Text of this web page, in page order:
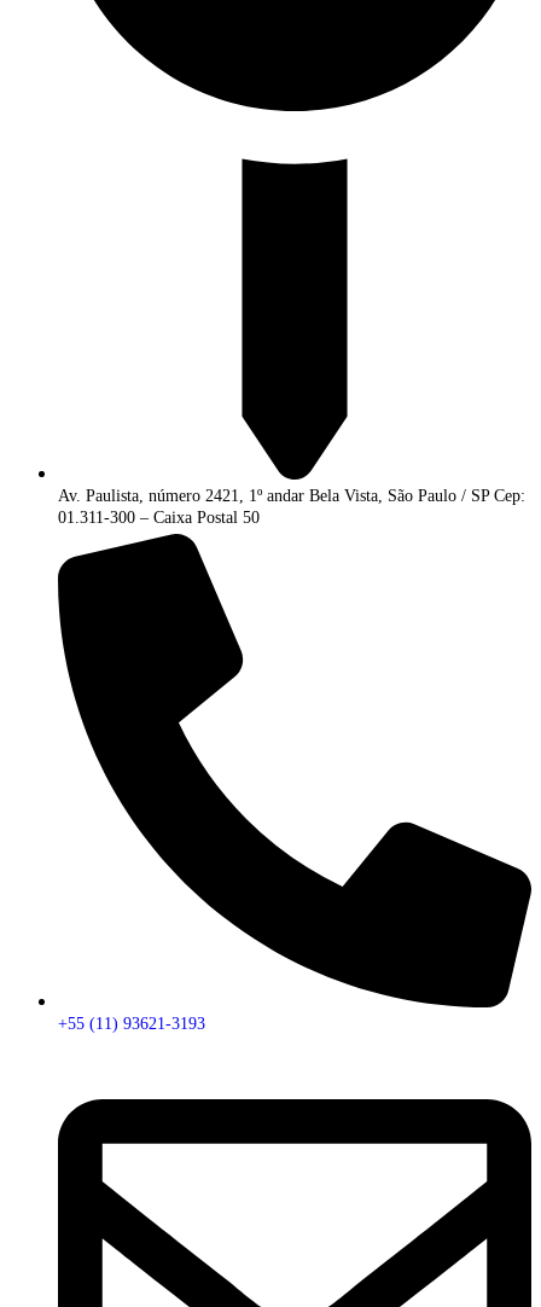
Av. Paulista, número 2421, 1º andar Bela Vista, São Paulo / SP Cep:
01.311-300 – Caixa Postal 50
+55 (11) 93621-3193